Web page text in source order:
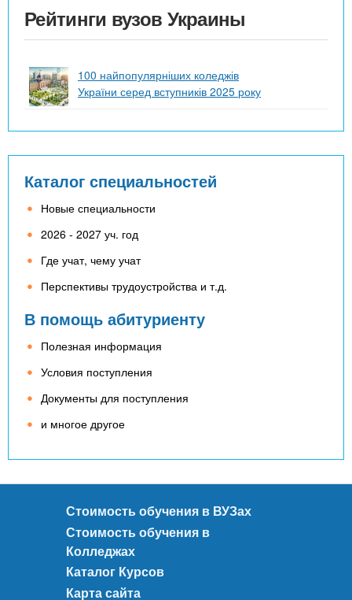
Рейтинги вузов Украины
100 найпопулярніших коледжів
України серед вступників 2025 року
Каталог специальностей
Новые специальности
2026 - 2027 уч. год
Где учат, чему учат
Перспективы трудоустройства и т.д.
В помощь абитуриенту
Полезная информация
Условия поступления
Документы для поступления
и многое другое
Стоимость обучения в ВУЗах
Стоимость обучения в
Колледжах
Каталог Курсов
Карта сайта